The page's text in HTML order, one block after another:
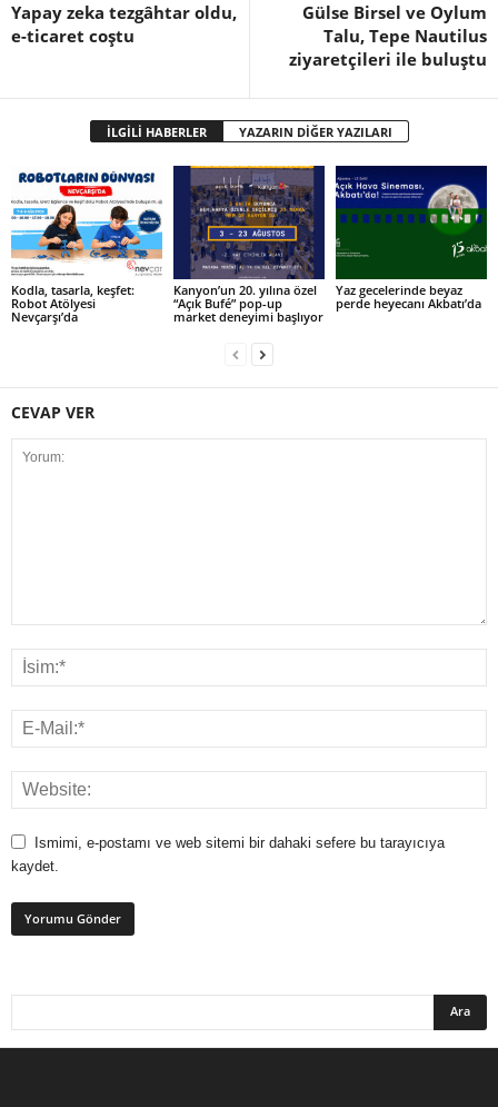
Yapay zeka tezgâhtar oldu,
e-ticaret coştu
Gülse Birsel ve Oylum
Talu, Tepe Nautilus
ziyaretçileri ile buluştu
İLGİLİ HABERLER YAZARIN DİĞER YAZILARI
Kodla, tasarla, keşfet:
Robot Atölyesi
Nevçarşı’da
Kanyon’un 20. yılına özel
“Açık Bufé” pop-up
market deneyimi başlıyor
Yaz gecelerinde beyaz
perde heyecanı Akbatı’da
CEVAP VER
Ismimi, e-postamı ve web sitemi bir dahaki sefere bu tarayıcıya
kaydet.